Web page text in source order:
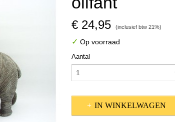
€ 24,95 (inclusief btw 21%)
✓ Op voorraad
Aantal
IN WINKELWAGEN